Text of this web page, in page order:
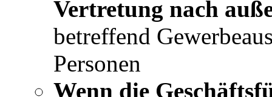
Vertretung nach
betreffend
Personen
Wenn die